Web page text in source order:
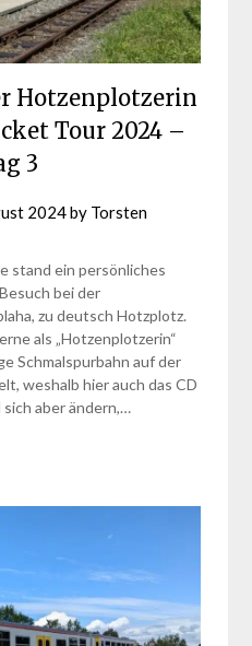
Hotzenplotzerin
Tour 2024 –
3
2024by Torsten
stand ein persönliches
bei der
zu deutsch Hotzplotz.
als „Hotzenplotzerin“
Schmalspurbahn auf der
weshalb hier auch das CD
aber ändern,…